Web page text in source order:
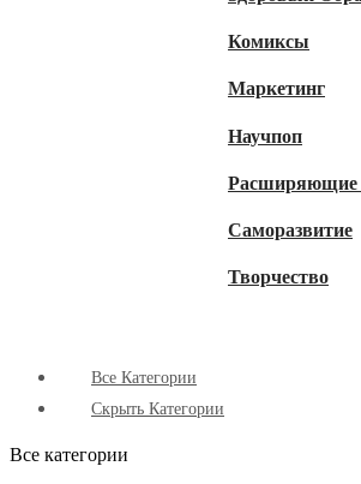
Комиксы
Маркетинг
Научпоп
Расширяющие
Cаморазвитие
Творчество
Все Категории
Скрыть Категории
Все категории